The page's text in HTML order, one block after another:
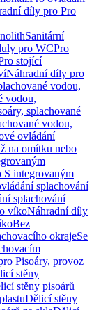
díly pro Pro
Sanitární
pro WCPro
stojící
Náhradní díly pro
vodou,
vodou,
splachované
vodou,
ovládání
na omítku nebo
integrovaným
splachování
splachování
víkoNáhradní díly
Bez
okrajeSe
Pisoáry, provoz
stěny
stěny pisoárů
Dělicí stěny